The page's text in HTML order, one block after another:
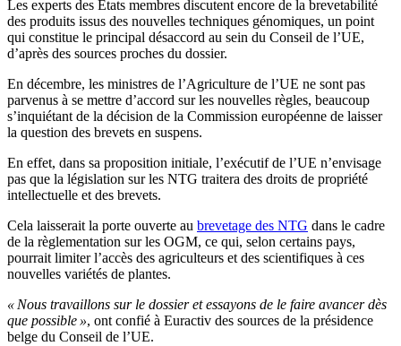
Les experts des États membres discutent encore de la brevetabilité
des produits issus des nouvelles techniques génomiques, un point
qui constitue le principal désaccord au sein du Conseil de l’UE,
d’après des sources proches du dossier.
En décembre, les ministres de l’Agriculture de l’UE ne sont pas
parvenus à se mettre d’accord sur les nouvelles règles, beaucoup
s’inquiétant de la décision de la Commission européenne de laisser
la question des brevets en suspens.
En effet, dans sa proposition initiale, l’exécutif de l’UE n’envisage
pas que la législation sur les NTG traitera des droits de propriété
intellectuelle et des brevets.
Cela laisserait la porte ouverte au brevetage des NTG dans le cadre
de la règlementation sur les OGM, ce qui, selon certains pays,
pourrait limiter l’accès des agriculteurs et des scientifiques à ces
nouvelles variétés de plantes.
« Nous travaillons sur le dossier et essayons de le faire avancer dès
que possible », ont confié à Euractiv des sources de la présidence
belge du Conseil de l’UE.